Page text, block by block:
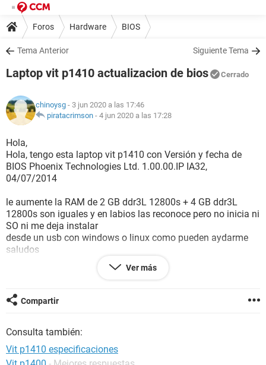
Foros Hardware BIOS
Tema Anterior Siguiente Tema
Laptop vit p1410 actualizacion de bios Cerrado
chinoysg - 3 jun 2020 a las 17:46
piratacrimson - 4 jun 2020 a las 17:28
Hola,
Hola, tengo esta laptop vit p1410 con Versión y fecha de
BIOS Phoenix Technologies Ltd. 1.00.00.IP IA32,
04/07/2014
le aumente la RAM de 2 GB ddr3L 12800s + 4 GB ddr3L
12800s son iguales y en labios las reconoce pero no inicia ni
SO ni me deja instalar
desde un usb con windows o linux como pueden aydarme
saludos
Ver más
Compartir
Consulta también:
Vit p1410 especificaciones